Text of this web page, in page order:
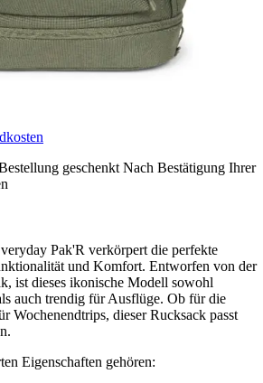
geschenkt Nach Bestätigung Ihrer
Pak'R verkörpert die perfekte
und Komfort. Entworfen von der
ist dieses ikonische Modell sowohl
auch trendig für Ausflüge. Ob für die
Wochenendtrips, dieser Rucksack passt
Eigenschaften gehören: